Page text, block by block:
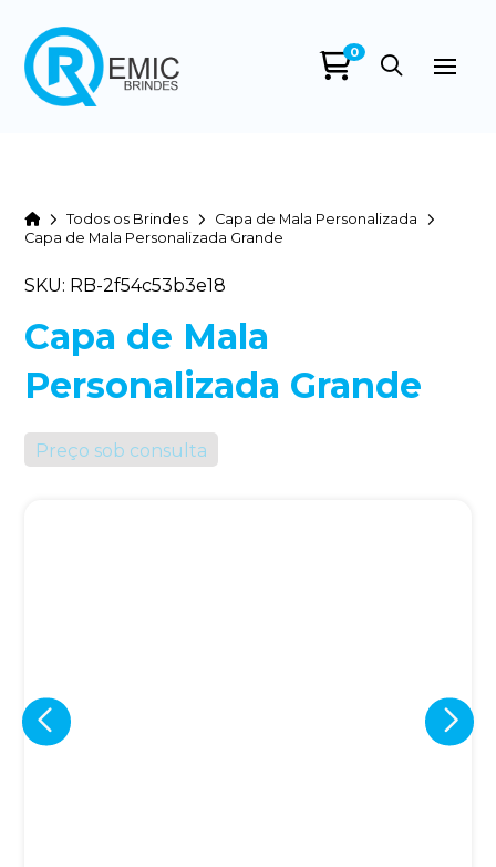
0
HomeTodos os Brindes
Capa de Mala Personalizada
Capa de Mala Personalizada Grande
SKU: RB-2f54c53b3e18
Capa de Mala
Personalizada Grande
Preço sob consulta